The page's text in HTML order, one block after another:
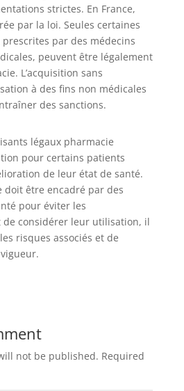
strictes. En France,
par la loi. Seules certaines
par des médecins
peuvent être légalement
L’acquisition sans
à des fins non médicales
des sanctions.
légaux pharmacie
pour certains patients
de leur état de santé.
doit être encadré par des
pour éviter les
de considérer leur utilisation, il
risques associés et de
not be published. Required